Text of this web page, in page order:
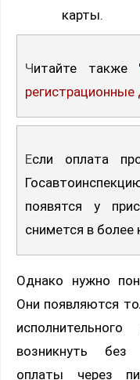
карты.
Читайте также
Если оплата происходит в ФССП, а не в
появятся у
снимется в более
Однако нужно
Они появляются
возникнуть без
оплаты через